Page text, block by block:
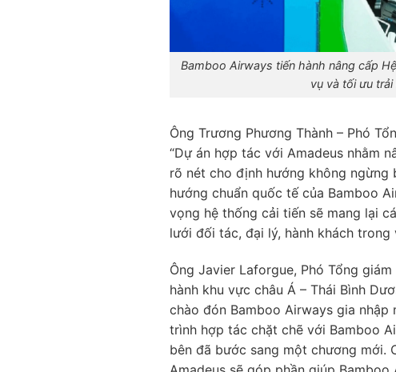
Bamboo Airways tiến hành nâng cấp
vụ và tối ưu
Ông Trương Phương Thành – Phó
“Dự án hợp tác với Amadeus nhằm
rõ nét cho định hướng không ngừng
hướng chuẩn quốc tế của Bamboo
vọng hệ thống cải tiến sẽ mang lại
lưới đối tác, đại lý, hành khách trong
Ông Javier Laforgue, Phó Tổng
hành khu vực châu Á – Thái Bình
chào đón Bamboo Airways gia nhập
trình hợp tác chặt chẽ với Bamboo
bên đã bước sang một chương mới.